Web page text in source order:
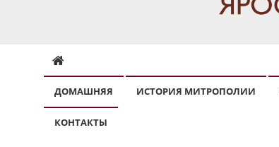
ДОМАШНЯЯ ИСТОРИЯ МИТРОПОЛИИ
КОНТАКТЫ